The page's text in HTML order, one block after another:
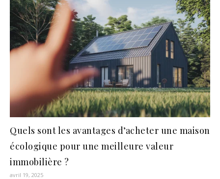
Quels sont les avantages d’acheter une maison
écologique pour une meilleure valeur
immobilière ?
avril 19, 2025